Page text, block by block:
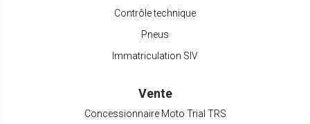
Contrôle technique
Pneus
Immatriculation SIV
Vente
Concessionnaire Moto Trial TRS